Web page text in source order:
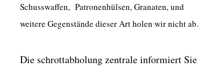
Schusswaffen, Patronenhülsen, Granaten, und
weitere Gegenstände dieser Art holen wir nicht ab.
Die schrottabholung zentrale informiert Sie